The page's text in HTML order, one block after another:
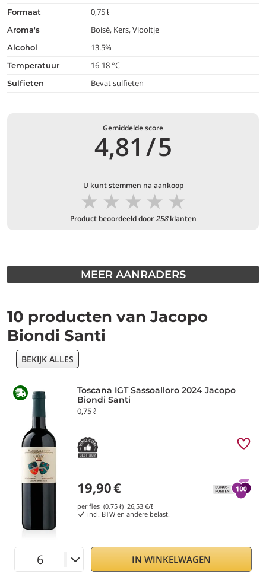
formaat 0,75 ℓ
aroma's Boisé, Kers, Viooltje
alcohol 13.5%
temperatuur 16-18 °C
Sulfieten Bevat sulfieten
Gemiddelde score
4,81 /5
U kunt stemmen na aankoop
★
★
★
★
★
Product beoordeeld door258klanten
MEER AANRADERS
10 producten van Jacopo
Biondi Santi
BEKIJK ALLES
Toscana IGT Sassoalloro 2024 Jacopo
Biondi Santi
0,75 ℓ
19,90€
per fles (0,75 ℓ) 26,53 €/ℓ
incl. BTW en andere belast.
IN WINKELWAGEN